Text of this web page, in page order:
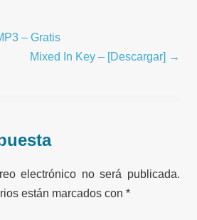
– Gratis
Mixed In Key – [Descargar] →
electrónico no será publicada.
están marcados con*